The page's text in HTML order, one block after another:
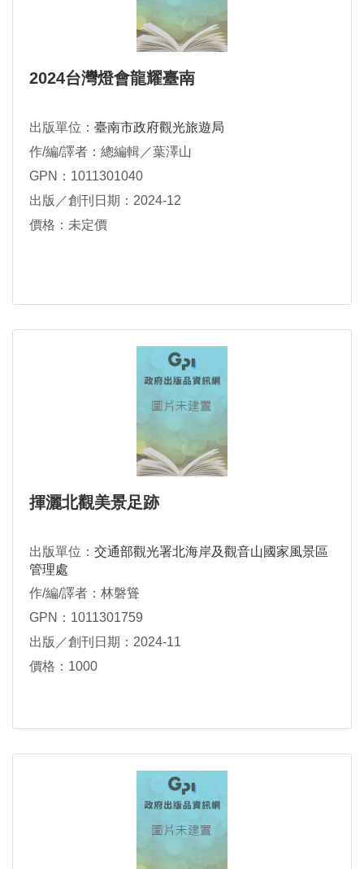
2024台灣燈會龍耀臺南
出版單位： 臺南市政府觀光旅遊局
作/編/譯者：總編輯／葉澤山
GPN：1011301040
出版／創刊日期：2024-12
價格：未定價
揮灑北觀美景足跡
出版單位： 交通部觀光署北海岸及觀音山國家風景區
管理處
作/編/譯者：林磐聳
GPN：1011301759
出版／創刊日期：2024-11
價格：1000